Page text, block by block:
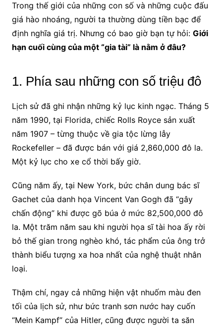
Trong thế giới của những con số và những cuộc đấu
giá hào nhoáng, người ta thường dùng tiền bạc để
định nghĩa giá trị. Nhưng có bao giờ bạn tự hỏi: Giới
hạn cuối cùng của một “gia tài” là nằm ở đâu?
1. Phía sau những con số triệu đô
Lịch sử đã ghi nhận những kỷ lục kinh ngạc. Tháng 5
năm 1990, tại Florida, chiếc Rolls Royce sản xuất
năm 1907 – từng thuộc về gia tộc lừng lẫy
Rockefeller – đã được bán với giá 2,860,000 đô la.
Một kỷ lục cho xe cổ thời bấy giờ.
Cũng năm ấy, tại New York, bức chân dung bác sĩ
Gachet của danh họa Vincent Van Gogh đã “gây
chấn động” khi được gõ búa ở mức 82,500,000 đô
la. Một trăm năm sau khi người họa sĩ tài hoa ấy rời
bỏ thế gian trong nghèo khó, tác phẩm của ông trở
thành biểu tượng xa hoa nhất của nghệ thuật nhân
loại.
Thậm chí, ngay cả những hiện vật nhuốm màu đen
tối của lịch sử, như bức tranh sơn nước hay cuốn
“Mein Kampf” của Hitler, cũng được người ta săn